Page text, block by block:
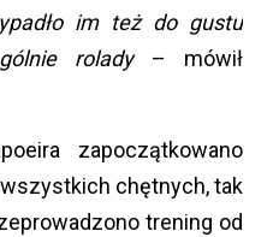
im też do gustu
rolady– mówił
zapoczątkowano
chętnych, tak
trening od